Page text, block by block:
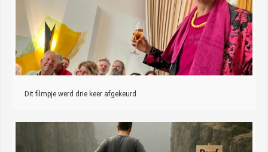
Dit filmpje werd drie keer afgekeurd